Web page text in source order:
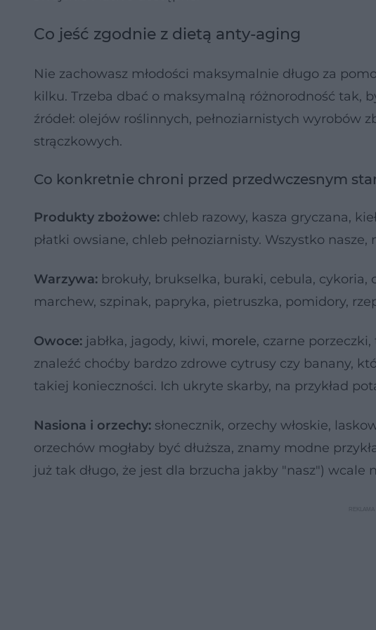
Co jeść zgodnie z dietą anty-aging
Nie zachowasz młodości maksymalnie długo za
kilku. Trzeba dbać o maksymalną różnorodność tak,
źródeł: olejów roślinnych, pełnoziarnistych wyrobów
strączkowych.
Co konkretnie chroni przed przedwczesnym
Produkty zbożowe: chleb razowy, kasza gryczana,
płatki owsiane, chleb pełnoziarnisty. Wszystko
Warzywa: brokuły, brukselka, buraki, cebula,
marchew, szpinak, papryka, pietruszka, pomidory,
Owoce: jabłka, jagody, kiwi, morele, czarne
znaleźć choćby bardzo zdrowe cytrusy czy banany,
takiej konieczności. Ich ukryte skarby, na przykład
Nasiona i orzechy: słonecznik, orzechy włoskie,
orzechów mogłaby być dłuższa, znamy modne
już tak długo, że jest dla brzucha jakby "nasz") wcale